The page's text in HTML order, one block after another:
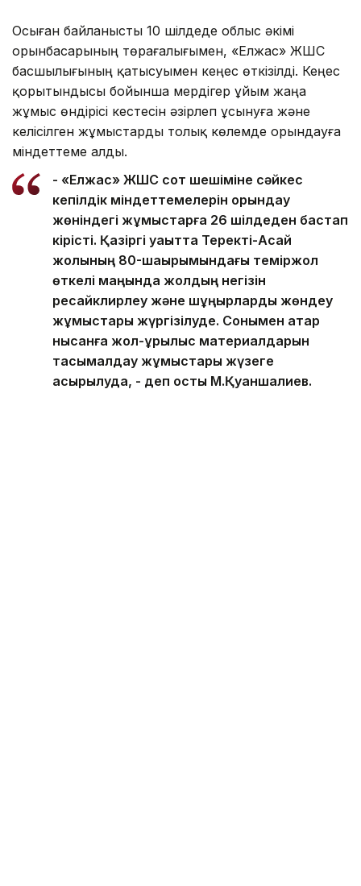
Осыған байланысты 10 шілдеде облыс әкімі
орынбасарының төрағалығымен, «Елжас» ЖШС
басшылығының қатысуымен кеңес өткізілді. Кеңес
қорытындысы бойынша мердігер ұйым жаңа
жұмыс өндірісі кестесін әзірлеп ұсынуға және
келісілген жұмыстарды толық көлемде орындауға
міндеттеме алды.
- «Елжас» ЖШС сот шешіміне сәйкес
кепілдік міндеттемелерін орындау
жөніндегі жұмыстарға 26 шілдеден бастап
кірісті. Қазіргі уақытта Теректі-Ақсай
жолының 80-шақырымындағы теміржол
өткелі маңында жолдың негізін
ресайклирлеу және шұңқырларды жөндеу
жұмыстары жүргізілуде. Сонымен қатар
нысанға жол-құрылыс материалдарын
тасымалдау жұмыстары жүзеге
асырылуда, - деп қосты М.Қуаншалиев.